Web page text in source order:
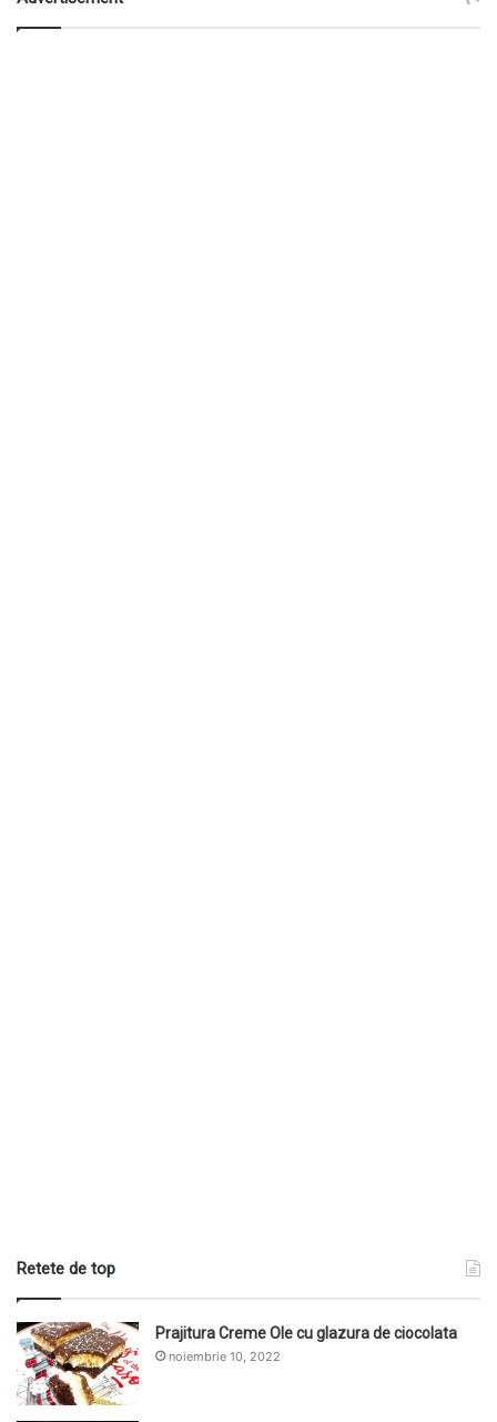
Retete de top
Prajitura Creme Ole cu glazura de ciocolata
noiembrie 10, 2022